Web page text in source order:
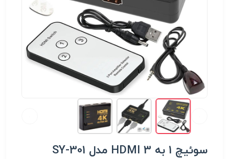
سوئیچ 1 به 3 HDMI مدل SY-301